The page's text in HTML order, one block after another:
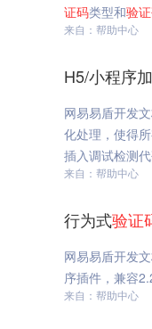
证码类型和验
来自：帮助中心
H5/小程序
网易易盾开发
化处理，使得
插入调试检测
来自：帮助中心
行为式验证
网易易盾开发
序插件，兼容
来自：帮助中心